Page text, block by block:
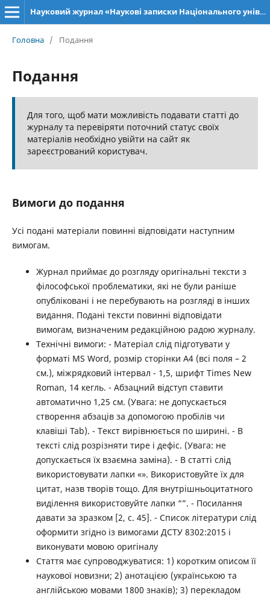
Науковий журнал «Наукові записки Національного університету «Острозька академія»: серія «Філософія»
Головна / Подання
Подання
Для того, щоб мати можливість подавати статті до
журналу та перевіряти поточний статус своїх
матеріалів необхідно увійти на сайт як
зареєстрований користувач.
Вимоги до подання
Усі подані матеріали повинні відповідати наступним
вимогам.
Журнал приймає до розгляду оригінальні тексти з
філософської проблематики, які не були раніше
опубліковані і не перебувають на розгляді в інших
видання. Подані тексти повинні відповідати
вимогам, визначеним редакційною радою журналу.
Технічні вимоги: - Матеріал слід підготувати у
форматі MS Word, розмір сторінки А4 (всі поля – 2
см.), міжрядковий інтервал - 1,5, шрифт Times New
Roman, 14 кегль. - Абзацний відступ ставити
автоматично 1,25 см. (Увага: не допускається
створення абзаців за допомогою пробілів чи
клавіші Tab). - Текст вирівнюється по ширині. - В
тексті слід розрізняти тире і дефіс. (Увага: не
допускається їх взаємна заміна). - В статті слід
використовувати лапки «». Використовуйте їх для
цитат, назв творів тощо. Для внутрішньоцитатного
виділення використовуйте лапки “”. - Посилання
давати за зразком [2, с. 45]. - Список літератури слід
оформити згідно із вимогами ДСТУ 8302:2015 і
виконувати мовою оригіналу
Стаття має супроводжуватися: 1) коротким описом її
наукової новизни; 2) анотацією (українською та
англійською мовами 1800 знаків); 3) перекладом